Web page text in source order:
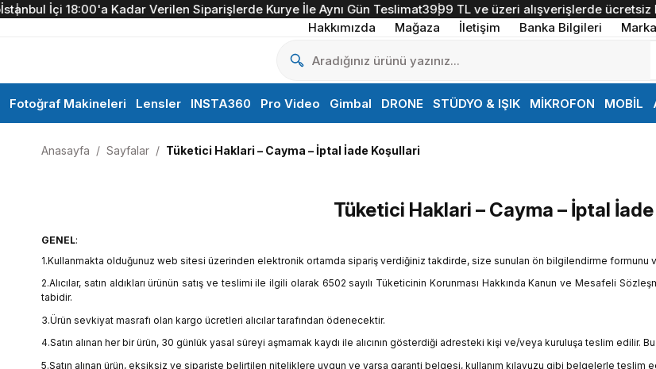
İçi 18:00'a Kadar Verilen Siparişlerde Kurye İle Aynı Gün Teslimat3999 TL ve üzeri alışverişlerde ücretsiz kargo
Hakkımızda
Mağaza İletişim Banka Bilgileri
Fotoğraf Makineleri Lensler INSTA360 Pro Video Gimbal DRONE STÜDYO & IŞIK MİKROFON MOBİL
Anasayfa Sayfalar Tüketici Haklari – Cayma – İptal İade Koşullari
Tüketici Haklari – Cayma – İptal
GENEL:
1.Kullanmakta olduğunuz web sitesi üzerinden elektronik ortamda sipariş verdiğiniz takdirde, size sunulan ön bilgilendirme formunu
2.Alıcılar, satın aldıkları ürünün satış ve teslimi ile ilgili olarak 6502 sayılı Tüketicinin Korunması Hakkında Kanun ve Mesafeli
tabidir.
3.Ürün sevkiyat masrafı olan kargo ücretleri alıcılar tarafından ödenecektir.
4.Satın alınan her bir ürün, 30 günlük yasal süreyi aşmamak kaydı ile alıcının gösterdiği adresteki kişi ve/veya kuruluşa teslim edilir.
5.Satın alınan ürün, eksiksiz ve siparişte belirtilen niteliklere uygun ve varsa garanti belgesi, kullanım kılavuzu gibi belgelerle teslim